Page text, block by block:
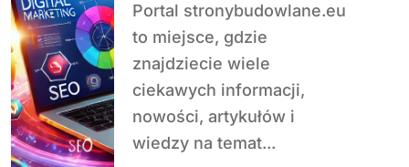
ekologiczne
trendy
kształtujące
przyszłość
Portal stronybudowlane.eu
to miejsce, gdzie
znajdziecie wiele
ciekawych informacji,
nowości, artykułów i
wiedzy na temat...